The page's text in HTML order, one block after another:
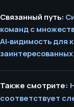
Связанный путь:
команд с
AI‑видимость для
Также смотрите:
соответствует